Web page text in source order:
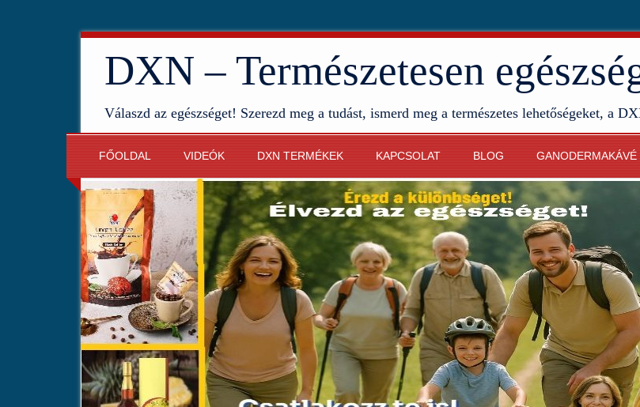
DXN – Természetesen
Válaszd az egészséget! Szerezd meg a tudást, ismerd meg a természetes lehetőségeket, a
FŐOLDAL VIDEÓK DXN TERMÉKEK KAPCSOLAT BLOG GANODERMAKÁVÉ